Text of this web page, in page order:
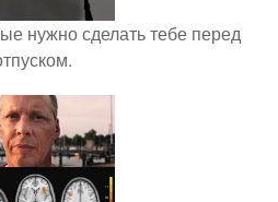
нужно сделать тебе перед